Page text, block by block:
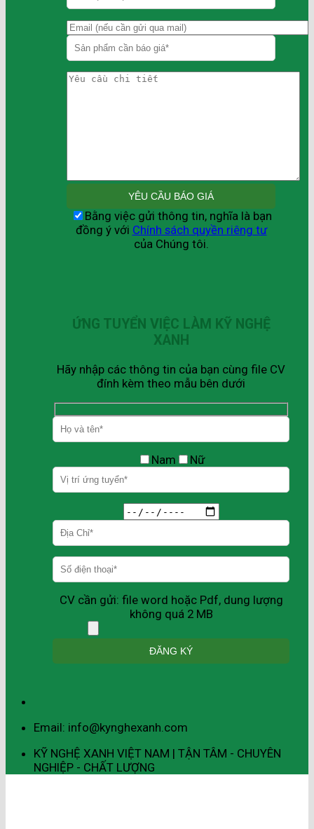
Bằng việc gửi thông tin, nghĩa là bạn
đồng ý với Chính sách quyền riêng tư
của Chúng tôi.
ỨNG TUYỂN VIỆC LÀM KỸ NGHỆ
XANH
Hãy nhập các thông tin của bạn cùng file CV
đính kèm theo mẫu bên dưới
Nam Nữ
CV cần gửi: file word hoặc Pdf, dung lượng
không quá 2 MB
Email: info@kynghexanh.com
KỸ NGHỆ XANH VIỆT NAM | TẬN TÂM - CHUYÊN
NGHIỆP - CHẤT LƯỢNG